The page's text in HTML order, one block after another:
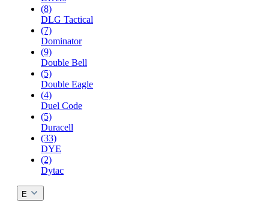
(8)
DLG Tactical
(7)
Dominator
(9)
Double Bell
(5)
Double Eagle
(4)
Duel Code
(5)
Duracell
(33)
DYE
(2)
Dytac
E